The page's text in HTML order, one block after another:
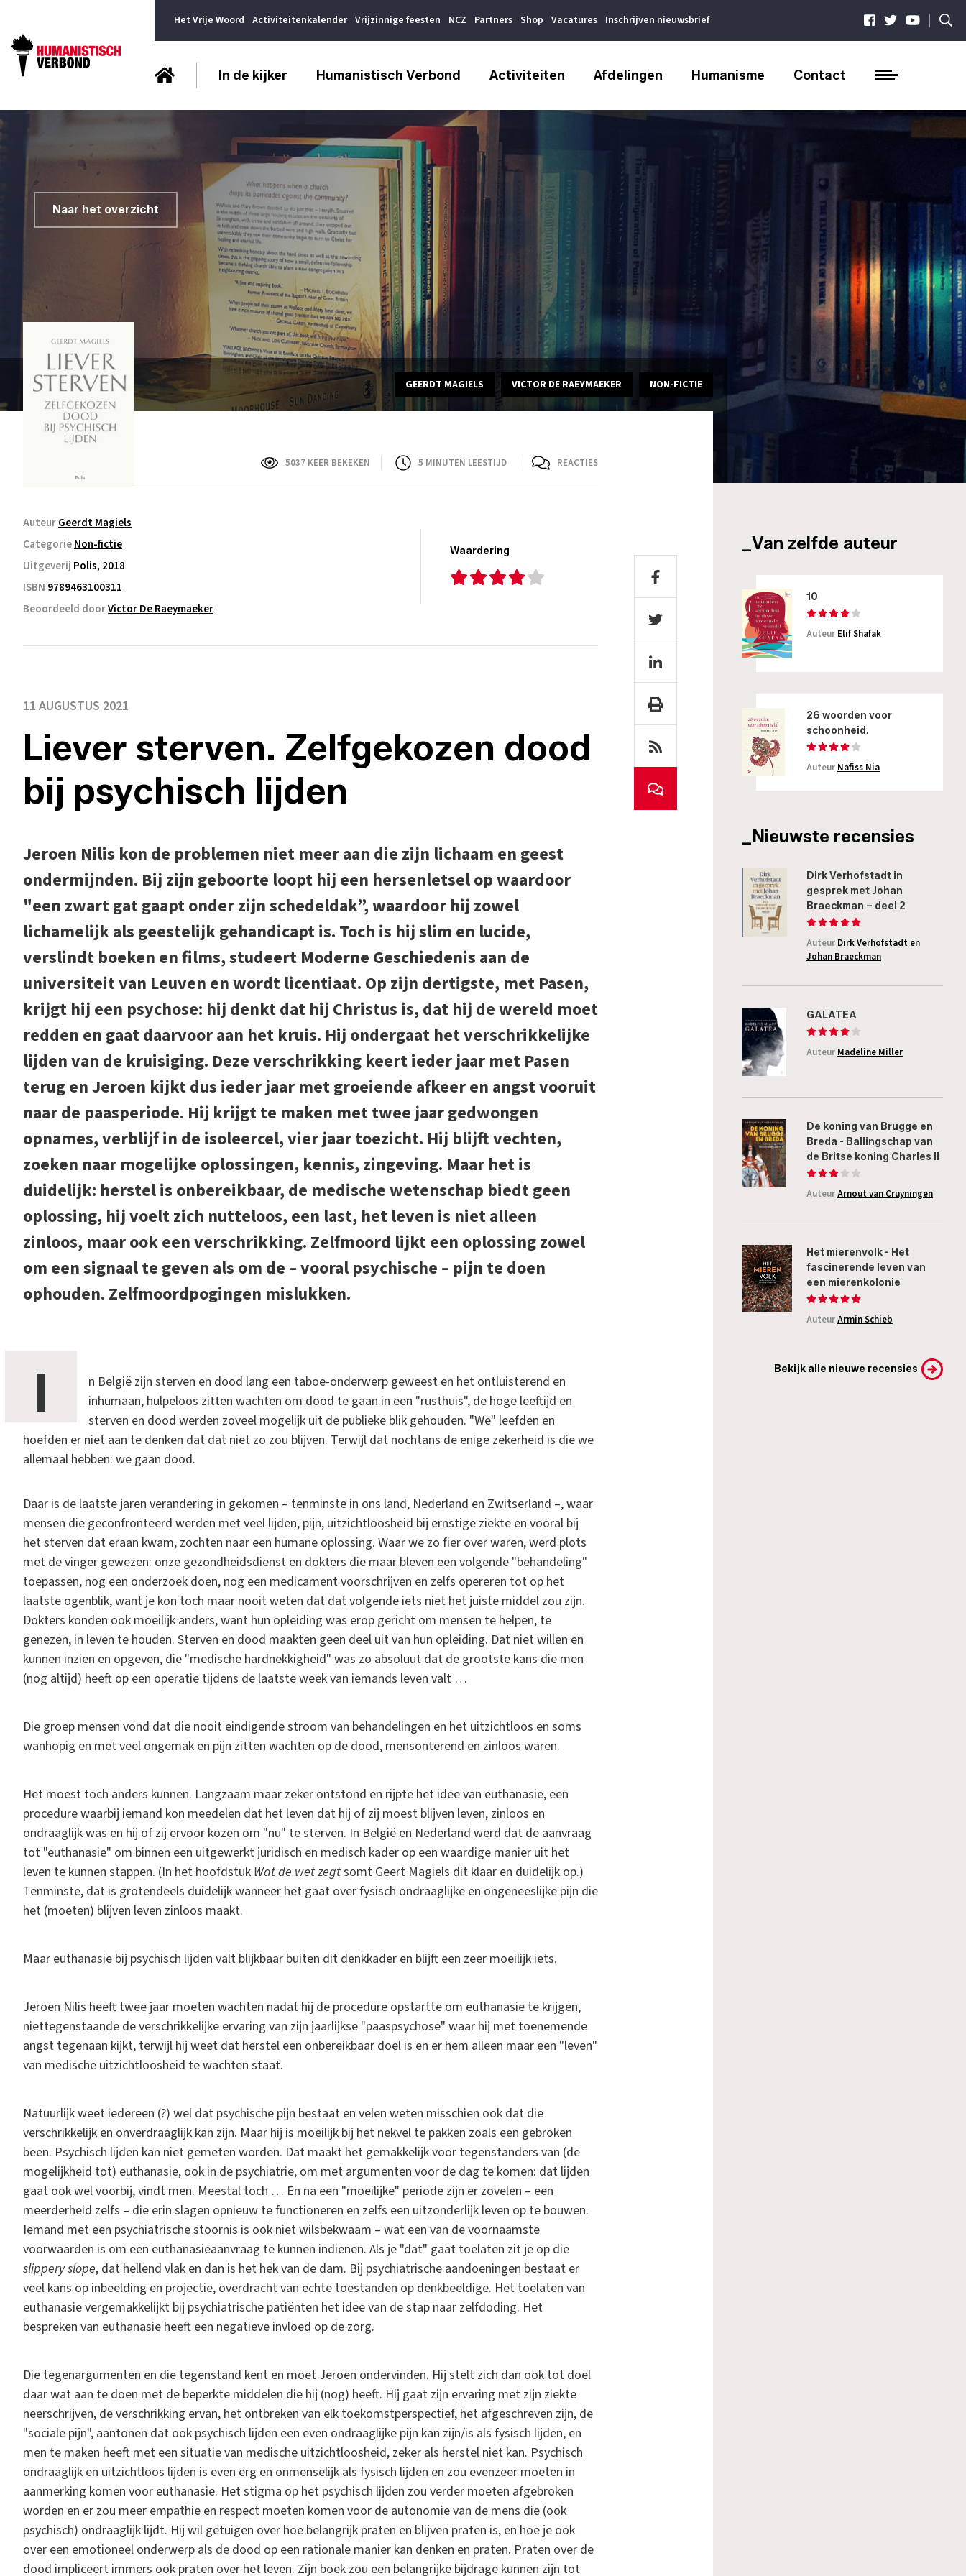
Het Vrije Woord Activiteitenkalender Vrijzinnige feesten NCZ Partners Shop Vacatures Inschrijven nieuwsbrief |
In de kijker Humanistisch Verbond Activiteiten Afdelingen Humanisme Contact
Naar het overzicht
GEERDT MAGIELS VICTOR DE RAEYMAEKER NON-FICTIE
5037 KEER BEKEKEN 5 MINUTEN LEESTIJD REACTIES
AuteurGeerdt Magiels
CategorieNon-fictie
Uitgeverij Polis, 2018
ISBN 9789463100311
Beoordeeld doorVictor De Raeymaeker
Waardering
11 AUGUSTUS 2021
Liever sterven. Zelfgekozen dood
bij psychisch lijden
Jeroen Nilis kon de problemen niet meer aan die zijn lichaam en geest
ondermijnden. Bij zijn geboorte loopt hij een hersenletsel op waardoor
"een zwart gat gaapt onder zijn schedeldak”, waardoor hij zowel
lichamelijk als geestelijk gehandicapt is. Toch is hij slim en lucide,
verslindt boeken en films, studeert Moderne Geschiedenis aan de
universiteit van Leuven en wordt licentiaat. Op zijn dertigste, met Pasen,
krijgt hij een psychose: hij denkt dat hij Christus is, dat hij de wereld moet
redden en gaat daarvoor aan het kruis. Hij ondergaat het verschrikkelijke
lijden van de kruisiging. Deze verschrikking keert ieder jaar met Pasen
terug en Jeroen kijkt dus ieder jaar met groeiende afkeer en angst vooruit
naar de paasperiode. Hij krijgt te maken met twee jaar gedwongen
opnames, verblijf in de isoleercel, vier jaar toezicht. Hij blijft vechten,
zoeken naar mogelijke oplossingen, kennis, zingeving. Maar het is
duidelijk: herstel is onbereikbaar, de medische wetenschap biedt geen
oplossing, hij voelt zich nutteloos, een last, het leven is niet alleen
zinloos, maar ook een verschrikking. Zelfmoord lijkt een oplossing zowel
om een signaal te geven als om de – vooral psychische – pijn te doen
ophouden. Zelfmoordpogingen mislukken.
I
n België zijn sterven en dood lang een taboe-onderwerp geweest en het ontluisterend en
inhumaan, hulpeloos zitten wachten om dood te gaan in een "rusthuis", de hoge leeftijd en
sterven en dood werden zoveel mogelijk uit de publieke blik gehouden. "We" leefden en
hoefden er niet aan te denken dat dat niet zo zou blijven. Terwijl dat nochtans de enige zekerheid is die we
allemaal hebben: we gaan dood.
Daar is de laatste jaren verandering in gekomen – tenminste in ons land, Nederland en Zwitserland –, waar
mensen die geconfronteerd werden met veel lijden, pijn, uitzichtloosheid bij ernstige ziekte en vooral bij
het sterven dat eraan kwam, zochten naar een humane oplossing. Waar we zo fier over waren, werd plots
met de vinger gewezen: onze gezondheidsdienst en dokters die maar bleven een volgende "behandeling"
toepassen, nog een onderzoek doen, nog een medicament voorschrijven en zelfs opereren tot op het
laatste ogenblik, want je kon toch maar nooit weten dat dat volgende iets niet het juiste middel zou zijn.
Dokters konden ook moeilijk anders, want hun opleiding was erop gericht om mensen te helpen, te
genezen, in leven te houden. Sterven en dood maakten geen deel uit van hun opleiding. Dat niet willen en
kunnen inzien en opgeven, die "medische hardnekkigheid" was zo absoluut dat de grootste kans die men
(nog altijd) heeft op een operatie tijdens de laatste week van iemands leven valt …
Die groep mensen vond dat die nooit eindigende stroom van behandelingen en het uitzichtloos en soms
wanhopig en met veel ongemak en pijn zitten wachten op de dood, mensonterend en zinloos waren.
Het moest toch anders kunnen. Langzaam maar zeker ontstond en rijpte het idee van euthanasie, een
procedure waarbij iemand kon meedelen dat het leven dat hij of zij moest blijven leven, zinloos en
ondraaglijk was en hij of zij ervoor kozen om "nu" te sterven. In België en Nederland werd dat de aanvraag
tot "euthanasie" om binnen een uitgewerkt juridisch en medisch kader op een waardige manier uit het
leven te kunnen stappen. (In het hoofdstuk Wat de wet zegtsomt Geert Magiels dit klaar en duidelijk op.)
Tenminste, dat is grotendeels duidelijk wanneer het gaat over fysisch ondraaglijke en ongeneeslijke pijn die
het (moeten) blijven leven zinloos maakt.
Maar euthanasie bij psychisch lijden valt blijkbaar buiten dit denkkader en blijft een zeer moeilijk iets.
Jeroen Nilis heeft twee jaar moeten wachten nadat hij de procedure opstartte om euthanasie te krijgen,
niettegenstaande de verschrikkelijke ervaring van zijn jaarlijkse "paaspsychose" waar hij met toenemende
angst tegenaan kijkt, terwijl hij weet dat herstel een onbereikbaar doel is en er hem alleen maar een "leven"
van medische uitzichtloosheid te wachten staat.
Natuurlijk weet iedereen (?) wel dat psychische pijn bestaat en velen weten misschien ook dat die
verschrikkelijk en onverdraaglijk kan zijn. Maar hij is moeilijk bij het nekvel te pakken zoals een gebroken
been. Psychisch lijden kan niet gemeten worden. Dat maakt het gemakkelijk voor tegenstanders van (de
mogelijkheid tot) euthanasie, ook in de psychiatrie, om met argumenten voor de dag te komen: dat lijden
gaat ook wel voorbij, vindt men. Meestal toch … En na een "moeilijke" periode zijn er zovelen – een
meerderheid zelfs – die erin slagen opnieuw te functioneren en zelfs een uitzonderlijk leven op te bouwen.
Iemand met een psychiatrische stoornis is ook niet wilsbekwaam – wat een van de voornaamste
voorwaarden is om een euthanasieaanvraag te kunnen indienen. Als je "dat" gaat toelaten zit je op die
slippery slope, dat hellend vlak en dan is het hek van de dam. Bij psychiatrische aandoeningen bestaat er
veel kans op inbeelding en projectie, overdracht van echte toestanden op denkbeeldige. Het toelaten van
euthanasie vergemakkelijkt bij psychiatrische patiënten het idee van de stap naar zelfdoding. Het
bespreken van euthanasie heeft een negatieve invloed op de zorg.
Die tegenargumenten en die tegenstand kent en moet Jeroen ondervinden. Hij stelt zich dan ook tot doel
daar wat aan te doen met de beperkte middelen die hij (nog) heeft. Hij gaat zijn ervaring met zijn ziekte
neerschrijven, de verschrikking ervan, het ontbreken van elk toekomstperspectief, het afgeschreven zijn, de
"sociale pijn", aantonen dat ook psychisch lijden een even ondraaglijke pijn kan zijn/is als fysisch lijden, en
men te maken heeft met een situatie van medische uitzichtloosheid, zeker als herstel niet kan. Psychisch
ondraaglijk en uitzichtloos lijden is even erg en onmenselijk als fysisch lijden en zou evenzeer moeten in
aanmerking komen voor euthanasie. Het stigma op het psychisch lijden zou verder moeten afgebroken
worden en er zou meer empathie en respect moeten komen voor de autonomie van de mens die (ook
psychisch) ondraaglijk lijdt. Hij wil getuigen over hoe belangrijk praten en blijven praten is, en hoe je ook
over een emotioneel onderwerp als de dood op een rationale manier kan denken en praten. Praten over de
dood impliceert immers ook praten over het leven. Zijn boek zou een belangrijke bijdrage kunnen zijn tot
_Van zelfde auteur
10
Auteur Elif Shafak
26 woorden voor
schoonheid.
Auteur Nafiss Nia
_Nieuwste recensies
Dirk Verhofstadt in
gesprek met Johan
Braeckman – deel 2
Auteur Dirk Verhofstadt en
Johan Braeckman
GALATEA
Auteur Madeline Miller
De koning van Brugge en
Breda - Ballingschap van
de Britse koning Charles II
AuteurArnout van Cruyningen
Het mierenvolk - Het
fascinerende leven van
een mierenkolonie
AuteurArmin Schieb
Bekijk alle nieuwe recensies